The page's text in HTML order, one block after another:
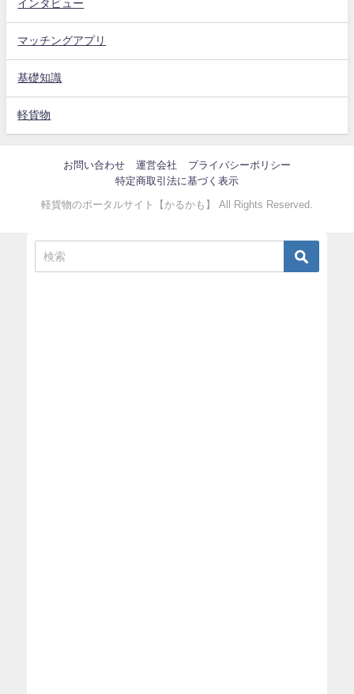
インタビュー
マッチングアプリ
基礎知識
軽貨物
お問い合わせ 運営会社
プライバシーポリシー
特定商取引法に基づく表示
軽貨物のポータルサイト【かるかも】 All Rights Reserved.